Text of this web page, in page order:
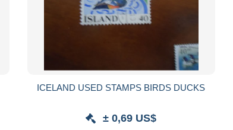
ICELAND USED STAMPS BIRDS DUCKS
± 0,69 US$